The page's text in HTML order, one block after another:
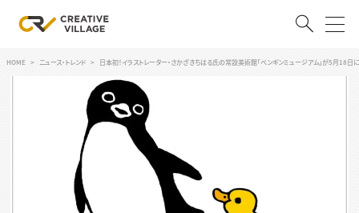
ログイン
クリエイター求人を探す
HOME ニュース・トレンド 日本初！イラストレーター・さかざきちはる氏の常設美術館「ペンギンミュージアム」が5月18日